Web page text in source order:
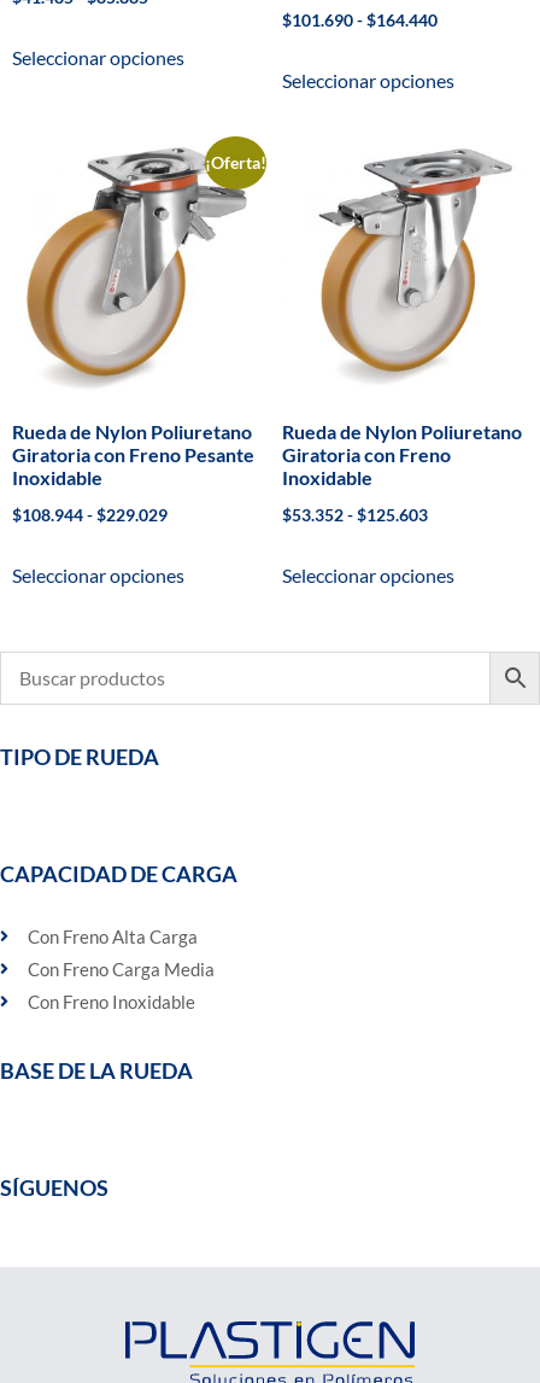
Seleccionar opciones
$101.690-$164.440
Seleccionar opciones
¡Oferta!
Rueda de Nylon Poliuretano
Giratoria con Freno Pesante
Inoxidable
$108.944-$229.029
Seleccionar opciones
Rueda de Nylon Poliuretano
Giratoria con Freno
Inoxidable
$53.352-$125.603
Seleccionar opciones
TIPO DE RUEDA
CAPACIDAD DE CARGA
Con Freno Alta Carga
Con Freno Carga Media
Con Freno Inoxidable
BASE DE LA RUEDA
SÍGUENOS